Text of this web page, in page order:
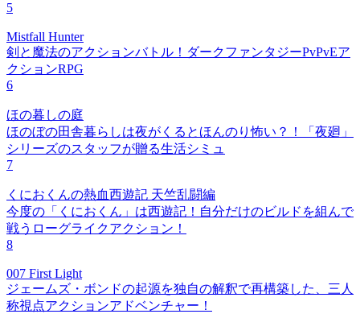
5
Mistfall Hunter
剣と魔法のアクションバトル！ダークファンタジーPvPvEア
クションRPG
6
ほの暮しの庭
ほのぼの田舎暮らしは夜がくるとほんのり怖い？！「夜廻」
シリーズのスタッフが贈る生活シミュ
7
くにおくんの熱血西遊記 天竺乱闘編
今度の「くにおくん」は西遊記！自分だけのビルドを組んで
戦うローグライクアクション！
8
007 First Light
ジェームズ・ボンドの起源を独自の解釈で再構築した、三人
称視点アクションアドベンチャー！